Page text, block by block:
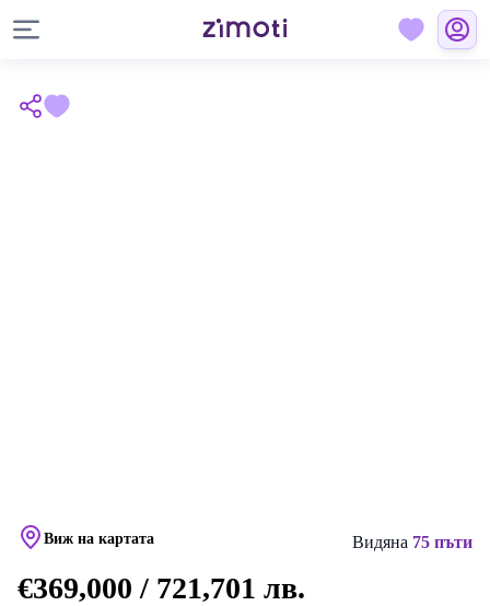
Виж на картата Видяна 75 пъти
€369,000 / 721,701 лв.